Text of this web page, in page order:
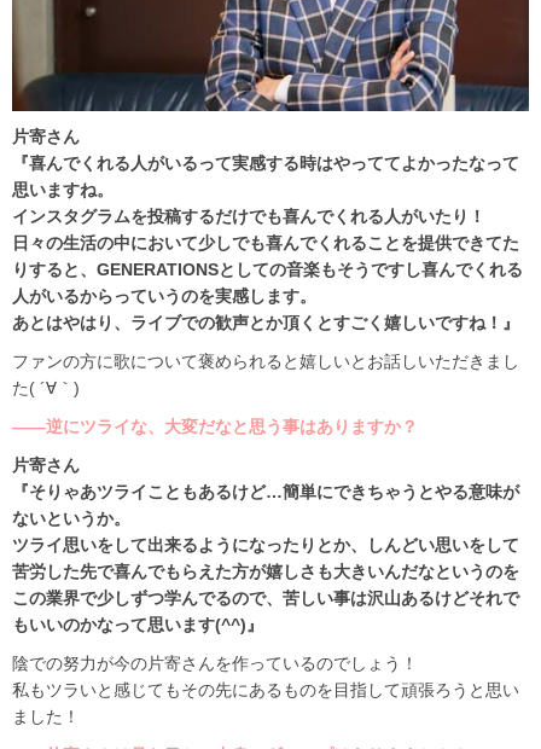
片寄さん
『喜んでくれる人がいるって実感する時はやっててよかったなって
思いますね。
インスタグラムを投稿するだけでも喜んでくれる人がいたり！
日々の生活の中において少しでも喜んでくれることを提供できてた
りすると、GENERATIONSとしての音楽もそうですし喜んでくれる
人がいるからっていうのを実感します。
あとはやはり、ライブでの歓声とか頂くとすごく嬉しいですね！』
ファンの方に歌について褒められると嬉しいとお話しいただきまし
た( ´∀｀)
――逆にツライな、大変だなと思う事はありますか？
片寄さん
『そりゃあツライこともあるけど…簡単にできちゃうとやる意味が
ないというか。
ツライ思いをして出来るようになったりとか、しんどい思いをして
苦労した先で喜んでもらえた方が嬉しさも大きいんだなというのを
この業界で少しずつ学んでるので、苦しい事は沢山あるけどそれで
もいいのかなって思います(^^)』
陰での努力が今の片寄さんを作っているのでしょう！
私もツラいと感じてもその先にあるものを目指して頑張ろうと思い
ました！